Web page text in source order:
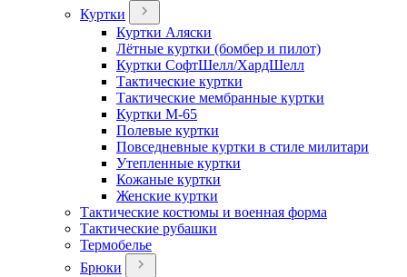
Куртки
Куртки Аляски
Лётные куртки (бомбер и пилот)
Куртки СофтШелл/ХардШелл
Тактические куртки
Тактические мембранные куртки
Куртки М-65
Полевые куртки
Повседневные куртки в стиле милитари
Утепленные куртки
Кожаные куртки
Женские куртки
Тактические костюмы и военная форма
Тактические рубашки
Термобелье
Брюки